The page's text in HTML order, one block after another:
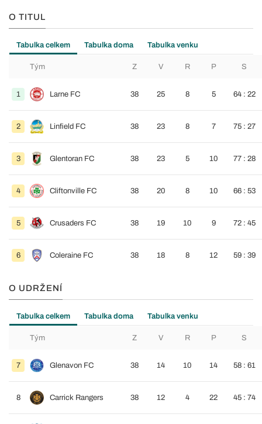
O TITUL
Tabulka celkem Tabulka doma Tabulka venku
Tým Z V R P S
1 Larne FC 38 25 8 5 64 : 22
2 Linfield FC 38 23 8 7 75 : 27
3 Glentoran FC 38 23 5 10 77 : 28
4 Cliftonville FC 38 20 8 10 66 : 53
5 Crusaders FC 38 19 10 9 72 : 45
6 Coleraine FC 38 18 8 12 59 : 39
O UDRŽENÍ
Tabulka celkem Tabulka doma Tabulka venku
Tým Z V R P S
7 Glenavon FC 38 14 10 14 58 : 61
8 Carrick Rangers 38 12 4 22 45 : 74